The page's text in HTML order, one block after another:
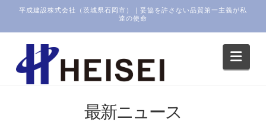
平成建設株式会社（茨城県石岡市）｜妥協を許さない品質第一主義が私
達の使命
最新ニュース